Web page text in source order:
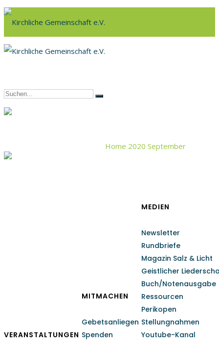
VERANSTALTUNGEN
MITMACHEN
Gebetsanliegen
Spenden
MEDIEN
Newsletter
Rundbriefe
Magazin Salz & Licht
Geistlicher
Buch/Notenausgabe
Ressourcen
Perikopen
Stellungnahmen
Youtube-Kanal
Home 2020 September